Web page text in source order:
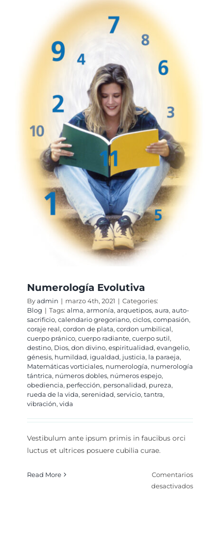
Acerca de mí
Numerología Evolutiva
Byadmin | marzo 4th, 2021 | Categories:
Blog | Tags: alma, armonía, arquetipos, aura, auto-
sacrificio, calendario gregoriano, ciclos, compasión,
coraje real, cordon de plata, cordon umbilical,
cuerpo pránico, cuerpo radiante, cuerpo sutil,
destino, Dios, don divino, espiritualidad, evangelio,
génesis, humildad, igualdad, justicia, la paraeja,
Matemáticas vorticiales, numerología, numerología
tántrica, números dobles, números espejo,
obediencia, perfección, personalidad, pureza,
rueda de la vida, serenidad, servicio, tantra,
vibración, vida
Vestibulum ante ipsum primis in faucibus orci
luctus et ultrices posuere cubilia curae.
Read More
Comentarios
desactivadosen